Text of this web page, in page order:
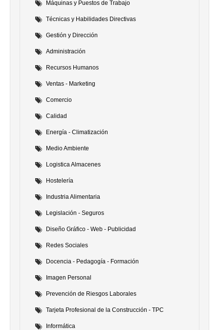
Máquinas y Puestos de Trabajo
Técnicas y Habilidades Directivas
Gestión y Dirección
Administración
Recursos Humanos
Ventas - Marketing
Comercio
Calidad
Energía - Climatización
Medio Ambiente
Logistica Almacenes
Hostelería
Industria Alimentaria
Legislación - Seguros
Diseño Gráfico - Web - Publicidad
Redes Sociales
Docencia - Pedagogía - Formación
Imagen Personal
Prevención de Riesgos Laborales
Tarjeta Profesional de la Construcción - TPC
Informática